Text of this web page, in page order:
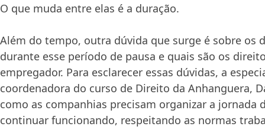
O que muda entre elas é a duração.
Além do tempo, outra dúvida que surge é sobre os
durante esse período de pausa e quais são os
empregador. Para esclarecer essas dúvidas, a
coordenadora do curso de Direito da Anhanguera,
como as companhias precisam organizar a jornada
continuar funcionando, respeitando as normas